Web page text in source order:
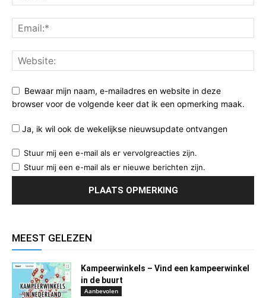
Bewaar mijn naam, e-mailadres en website in deze
browser voor de volgende keer dat ik een opmerking maak.
Ja, ik wil ook de wekelijkse nieuwsupdate ontvangen
Stuur mij een e-mail als er vervolgreacties zijn.
Stuur mij een e-mail als er nieuwe berichten zijn.
MEEST GELEZEN
Kampeerwinkels – Vind een kampeerwinkel
in de buurt
Aanbevolen